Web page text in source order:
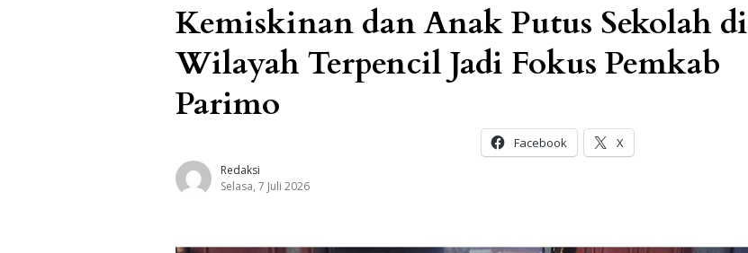
Kemiskinan dan Anak Putus Sekolah di
Wilayah Terpencil Jadi Fokus Pemkab
Parimo
Redaksi
Selasa, 7 Juli 2026
Facebook X